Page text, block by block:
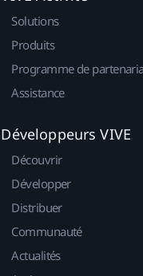
Solutions
Produits
Programme de
Assistance
Développeurs VIVE
Découvrir
Développer
Distribuer
Communauté
Actualités